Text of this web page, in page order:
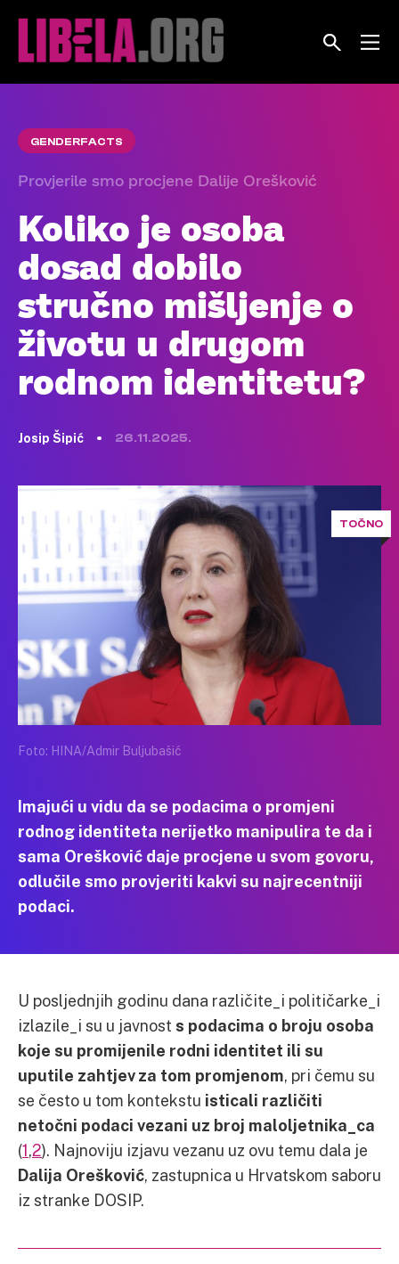
GENDERFACTS
Provjerile smo procjene Dalije Orešković
Koliko je osoba
dosad dobilo
stručno mišljenje o
životu u drugom
rodnom identitetu?
Josip Šipić 26.11.2025.
Imajući u vidu da se podacima o promjeni
rodnog identiteta nerijetko manipulira te da i
sama Orešković daje procjene u svom govoru,
odlučile smo provjeriti kakvi su najrecentniji
podaci.
TOČNO
Foto: HINA/Admir Buljubašić
U posljednjih godinu dana različite_i političarke_i
izlazile_i su u javnost s podacima o broju osoba
koje su promijenile rodni identitet ili su
uputile zahtjev za tom promjenom, pri čemu su
se često u tom kontekstu isticali različiti
netočni podaci vezani uz broj maloljetnika_ca
(1,2). Najnoviju izjavu vezanu uz ovu temu dala je
Dalija Orešković, zastupnica u Hrvatskom saboru
iz stranke DOSIP.